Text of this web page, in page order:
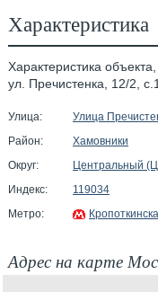
Характеристика
Характеристика
ул. Пречистенка, 12/2,
Улица:
Улица
Район:
Хамовники
Округ:
Центральный
Индекс:
119034
Метро:
Адрес на карте